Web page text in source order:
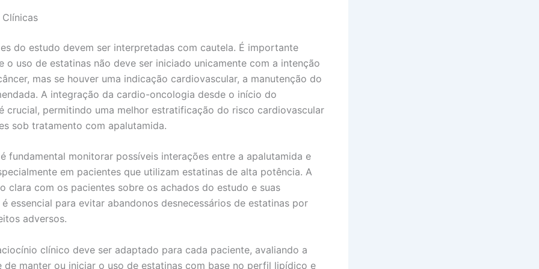
do estudo devem ser interpretadas com cautela. É importante
o uso de estatinas não deve ser iniciado unicamente com a intenção
mas se houver uma indicação cardiovascular, a manutenção do
A integração da cardio-oncologia desde o início do
crucial, permitindo uma melhor estratificação do risco cardiovascular
sob tratamento com apalutamida.
fundamental monitorar possíveis interações entre a apalutamida e
em pacientes que utilizam estatinas de alta potência. A
clara com os pacientes sobre os achados do estudo e suas
essencial para evitar abandonos desnecessários de estatinas por
adversos.
clínico deve ser adaptado para cada paciente, avaliando a
de manter ou iniciar o uso de estatinas com base no perfil lipídico e